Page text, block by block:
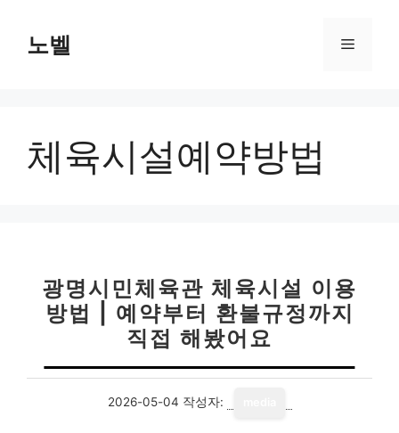
노벨 메
체육시설예약방법
광명시민체육관 체육시설 이용
방법 | 예약부터 환불규정까지
직접 해봤어요
2026-05-04 작성자: